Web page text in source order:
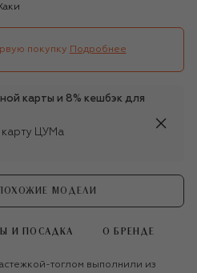
покупку Подробнее
карты и 8% кешбэк для
ЦУМа
МОДЕЛИ
И ПОСАДКА О БРЕНДЕ
тоглом выполнили из